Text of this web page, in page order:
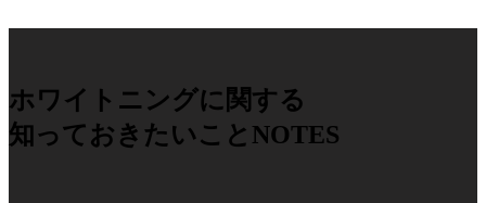
ホワイトニングに関する
知っておきたいこと NOTES